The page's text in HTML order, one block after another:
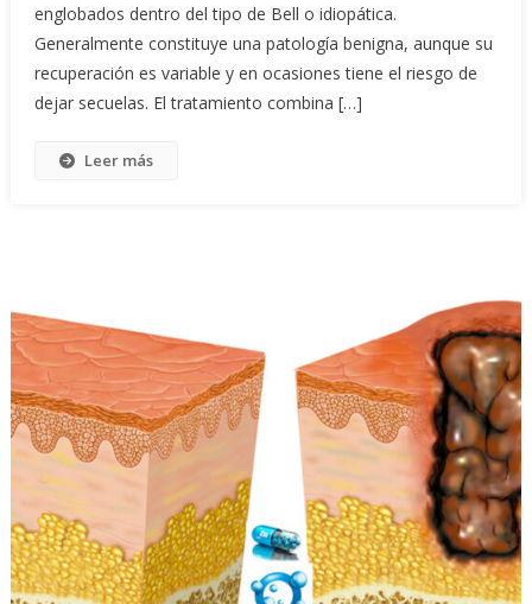
englobados dentro del tipo de Bell o idiopática.
Generalmente constituye una patología benigna, aunque su
recuperación es variable y en ocasiones tiene el riesgo de
dejar secuelas. El tratamiento combina […]
Leer más